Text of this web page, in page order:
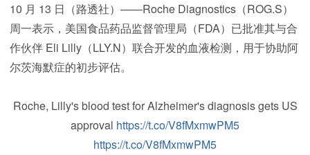
10 月 13 日（路透社）——Roche Diagnostics（ROG.S）
周一表示，美国食品药品监督管理局（FDA）已批准其与合
作伙伴 Eli Lilly（LLY.N）联合开发的血液检测，用于协助阿
尔茨海默症的初步评估。
Roche, Lilly's blood test for Alzheimer's diagnosis gets US
approval https://t.co/V8fMxmwPM5
https://t.co/V8fMxmwPM5